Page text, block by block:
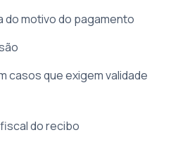
do motivo do pagamento
casos que exigem validade
do recibo